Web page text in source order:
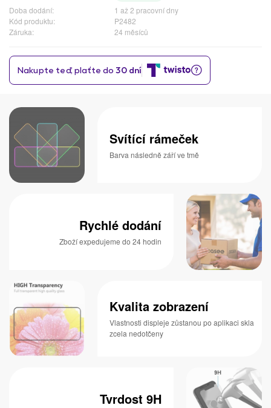
Doba dodání:
1 až 2 pracovní dny
Kód produktu:
P2482
Záruka:
24 měsíců
Svítící rámeček
Barva následně září ve tmě
Rychlé dodání
Zboží expedujeme do 24 hodin
Kvalita zobrazení
Vlastnosti displeje zůstanou po aplikaci skla
zcela nedotčeny
Tvrdost 9H